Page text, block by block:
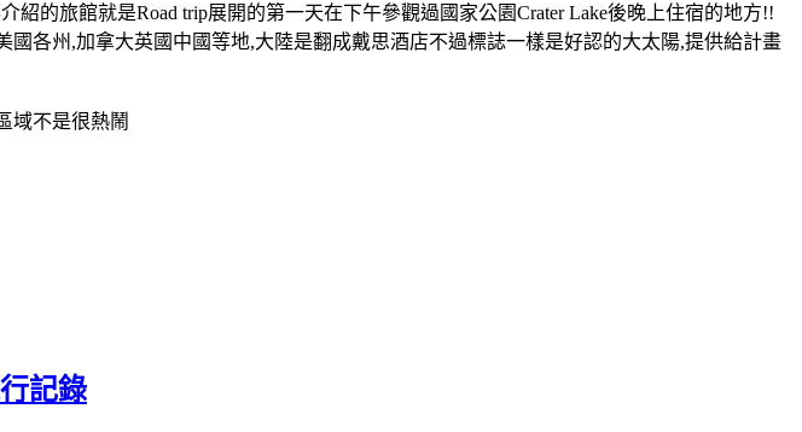
的旅館就是Road trip展開的第一天在下午參觀過國家公園Crater Lake後晚上住宿的地方!!
各州,加拿大英國中國等地,大陸是翻成戴思酒店不過標誌一樣是好認的大太陽,提供給計畫
域不是很熱鬧
記錄